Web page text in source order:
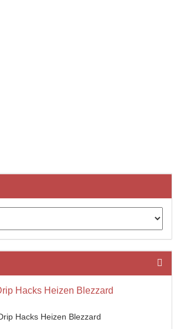
Hacks Heizen Blezzard